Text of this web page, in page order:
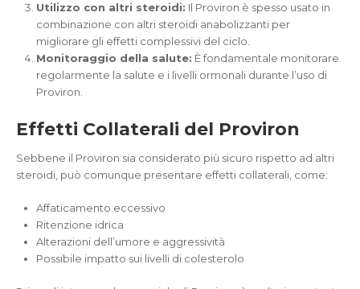
Utilizzo con altri steroidi: Il Proviron è spesso usato in
combinazione con altri steroidi anabolizzanti per
migliorare gli effetti complessivi del ciclo.
Monitoraggio della salute: È fondamentale monitorare
regolarmente la salute e i livelli ormonali durante l’uso di
Proviron.
Effetti Collaterali del Proviron
Sebbene il Proviron sia considerato più sicuro rispetto ad altri
steroidi, può comunque presentare effetti collaterali, come:
Affaticamento eccessivo
Ritenzione idrica
Alterazioni dell’umore e aggressività
Possibile impatto sui livelli di colesterolo